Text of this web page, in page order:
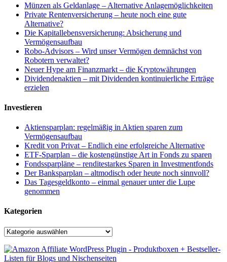
Münzen als Geldanlage – Alternative Anlagemöglichkeiten
Private Rentenversicherung – heute noch eine gute
Alternative?
Die Kapitallebensversicherung: Absicherung und
Vermögensaufbau
Robo-Advisors – Wird unser Vermögen demnächst von
Robotern verwaltet?
Neuer Hype am Finanzmarkt – die Kryptowährungen
Dividendenaktien – mit Dividenden kontinuierliche Erträge
erzielen
Investieren
Aktiensparplan: regelmäßig in Aktien sparen zum
Vermögensaufbau
Kredit von Privat – Endlich eine erfolgreiche Alternative
ETF-Sparplan – die kostengünstige Art in Fonds zu sparen
Fondssparpläne – renditestarkes Sparen in Investmentfonds
Der Banksparplan – altmodisch oder heute noch sinnvoll?
Das Tagesgeldkonto – einmal genauer unter die Lupe
genommen
Kategorien
Kategorien